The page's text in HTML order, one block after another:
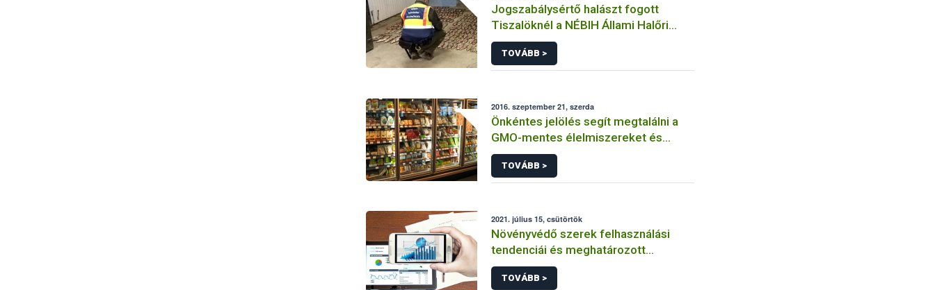
Jogszabálysértő halászt fogott
Tiszalöknél a NÉBIH Állami Halőri
Szolgálata
TOVÁBB >
2016. szeptember 21, szerda
Önkéntes jelölés segít megtalálni a
GMO-mentes élelmiszereket és
takarmányokat
TOVÁBB >
2021. július 15, csütörtök
Növényvédő szerek felhasználási
tendenciái és meghatározott
prioritást élvező elemek a
fenntartható növényvédelem
TOVÁBB >